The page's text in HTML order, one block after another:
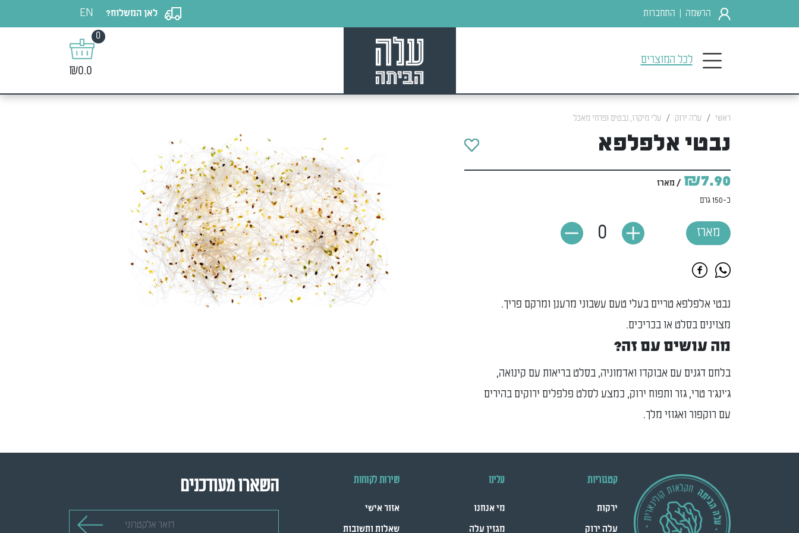
הרשמה התחברות לאן המשלוח? EN
לכל המוצרים
0
₪0.0
ראשי עלה ירוק עלי מיקרו, נבטים ופרחי מאכל
נבטי אלפלפא
₪7.90 / מארז
כ-150 גרם
מארז 0
נבטי אלפלפא טריים בעלי טעם עשבוני מרענן ומרקם פריך.
מצוינים בסלט או בכריכים.
מה עושים עם זה?
בלחם דגנים עם אבוקדו ואדמוניה, בסלט בריאות עם קינואה,
ג'ינג'ר טרי, גזר ותפוח ירוק, כמצע לסלט פלפלים ירוקים בהירים
עם רוקפור ואגוזי מלך.
קטגוריות
ירקות
עלה ירוק
עלינו
מי אנחנו
מגזין עלה
שירות לקוחות
אזור אישי
שאלות ותשובות
השארו מעודכנים